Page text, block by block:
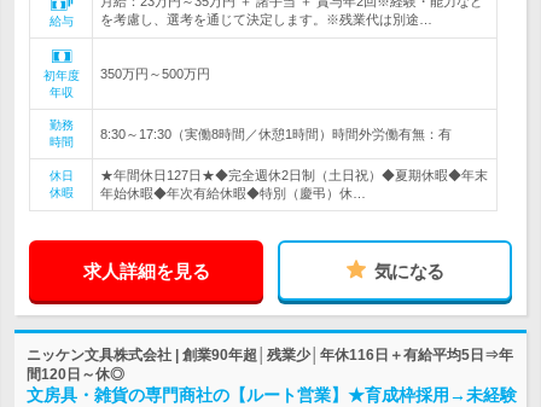
給与
を考慮し、選考を通じて決定します。※残業代は別途…
初年度
年収
350万円～500万円
勤務
時間
8:30～17:30（実働8時間／休憩1時間）時間外労働有無：有
休日
休暇
★年間休日127日★◆完全週休2日制（土日祝）◆夏期休暇◆年末
年始休暇◆年次有給休暇◆特別（慶弔）休…
求人詳細を見る 気になる
ニッケン文具株式会社 | 創業90年超│残業少│年休116日＋有給平均5日⇒年
間120日～休◎
文房具・雑貨の専門商社の【ルート営業】★育成枠採用→未経験